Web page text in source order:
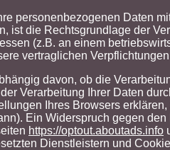
personenbezogenen Daten
ist die Rechtsgrundlage der
(z.B. an einem
vertraglichen
davon, ob die
Verarbeitung Ihrer Daten
Ihres Browsers
Ein Widerspruch gegen
https://optout.aboutads.info
Dienstleistern und